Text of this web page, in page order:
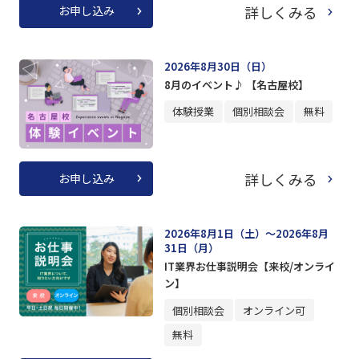
お申し込み 詳しくみる
2026年8月30日（日）
8月のイベント♪ 【名古屋校】
体験授業
個別相談会 無料
お申し込み 詳しくみる
2026年8月1日（土）～2026年8月
31日（月）
IT業界お仕事説明会【来校/オンライ
ン】
個別相談会
オンライン可
無料